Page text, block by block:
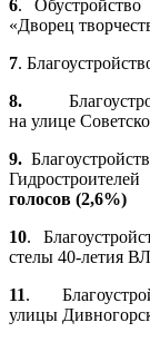
6.
«Дворец
7.
8.
на улице
9.
голосов (2,6%)
10.
стелы 40-летия
11.
улицы